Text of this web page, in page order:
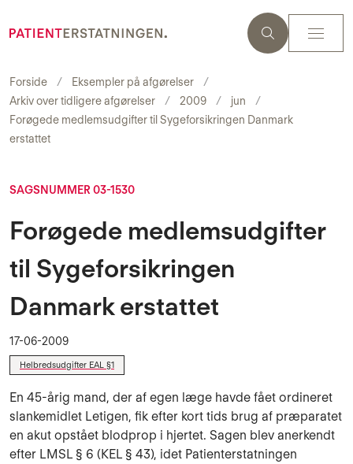
Forside
Eksempler på afgørelser
Arkiv over tidligere afgørelser
2009
jun
Forøgede medlemsudgifter til Sygeforsikringen Danmark
erstattet
SAGSNUMMER 03-1530
Forøgede medlemsudgifter
til Sygeforsikringen
Danmark erstattet
17-06-2009
Helbredsudgifter EAL §1
En 45-årig mand, der af egen læge havde fået ordineret
slankemidlet Letigen, fik efter kort tids brug af præparatet
en akut opstået blodprop i hjertet. Sagen blev anerkendt
efter LMSL § 6 (KEL § 43), idet Patienterstatningen